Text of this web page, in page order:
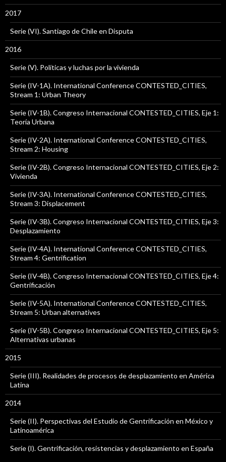
2017
Serie (VI). Santiago de Chile en Disputa
2016
Serie (V). Políticas y luchas por la vivienda
Serie (IV-1A). International Conference CONTESTED_CITIES,
Stream 1: Urban Theory
Serie (IV-1B). Congreso Internacional CONTESTED_CITIES, Eje 1:
Teoría Urbana
Serie (IV-2A). International Conference CONTESTED_CITIES,
Stream 2: Housing
Serie (IV-2B). Congreso Internacional CONTESTED_CITIES, Eje 2:
Vivienda
Serie (IV-3A). International Conference CONTESTED_CITIES,
Stream 3: Displacement
Serie (IV-3B). Congreso Internacional CONTESTED_CITIES, Eje 3:
Desplazamiento
Serie (IV-4A). International Conference CONTESTED_CITIES,
Stream 4: Gentrification
Serie (IV-4B). Congreso Internacional CONTESTED_CITIES, Eje 4:
Gentrificación
Serie (IV-5A). International Conference CONTESTED_CITIES,
Stream 5: Urban alternatives
Serie (IV-5B). Congreso Internacional CONTESTED_CITIES, Eje 5:
Alternativas urbanas
2015
Serie (III). Realidades de procesos de desplazamiento en América
Latina
2014
Serie (II). Perspectivas del Estudio de Gentrificación en México y
Latinoamérica
Serie (I). Gentrificación, resistencias y desplazamiento en España